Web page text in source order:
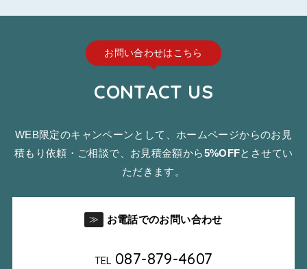
お問い合わせはこちら
CONTACT US
WEB限定のキャンペーンとして、ホームページからのお見
積もり依頼・ご相談で、お見積金額から5%OFFとさせてい
ただきます。
≫ お電話でのお問い合わせ
TEL 087-879-4607